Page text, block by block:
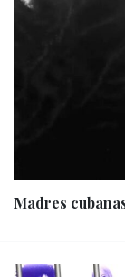
Madres